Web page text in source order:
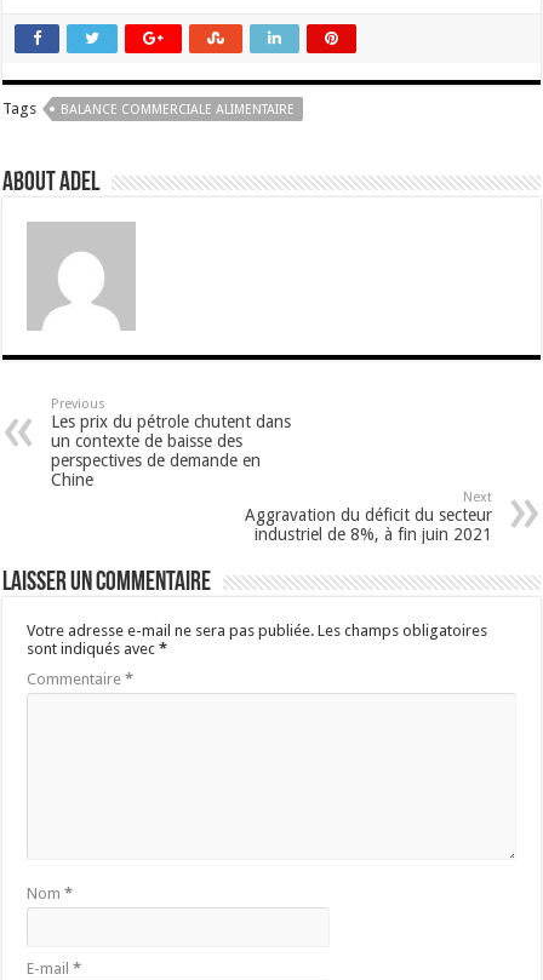
Tags BALANCE COMMERCIALE ALIMENTAIRE
About Adel
Previous
Les prix du pétrole chutent dans
un contexte de baisse des
perspectives de demande en
Chine
Next
Aggravation du déficit du secteur
industriel de 8%, à fin juin 2021
Laisser un commentaire
Votre adresse e-mail ne sera pas publiée. Les champs obligatoires
sont indiqués avec*
Commentaire*
Nom*
E-mail*